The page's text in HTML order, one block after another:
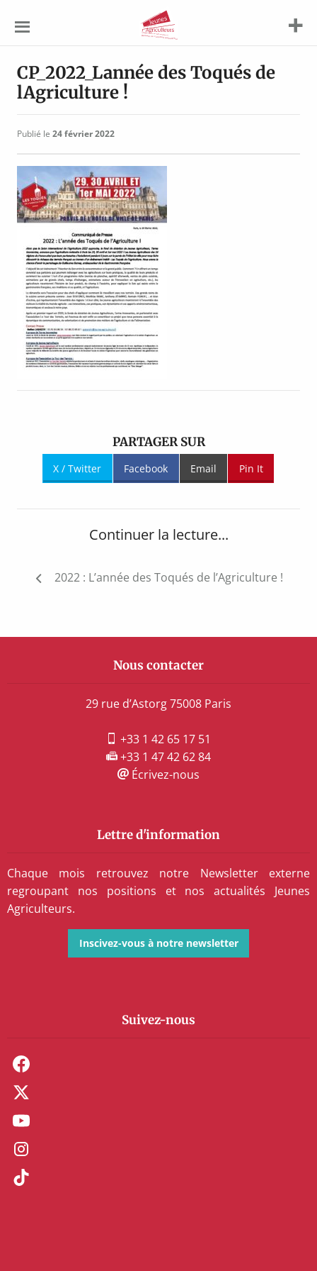
Agriculteurs
CP_2022_Lannée des Toqués de
lAgriculture !
Publié le 24 février 2022
PARTAGER SUR
X / Twitter Facebook Email Pin It
Continuer la lecture...
Navigation
2022 : L’année des Toqués de l’Agriculture !
Nous contacter
29 rue d’Astorg 75008 Paris
+33 1 42 65 17 51
+33 1 47 42 62 84
Écrivez-nous
Lettre d'information
Chaque mois retrouvez notre Newsletter externe
regroupant nos positions et nos actualités Jeunes
Agriculteurs.
Inscivez-vous à notre newsletter
Suivez-nous